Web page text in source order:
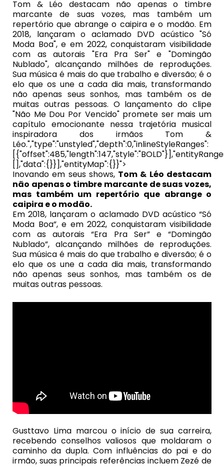
Tom & Léo destacam não apenas o timbre
marcante de suas vozes, mas também um
repertório que abrange o caipira e o modão. Em
2018, lançaram o aclamado DVD acústico "Só
Moda Boa", e em 2022, conquistaram visibilidade
com as autorais "Era Pra Ser" e "Domingão
Nublado", alcançando milhões de reproduções.
Sua música é mais do que trabalho e diversão; é o
elo que os une a cada dia mais, transformando
não apenas seus sonhos, mas também os de
muitas outras pessoas. O lançamento do clipe
"Não Me Dou Por Vencido" promete ser mais um
capítulo emocionante nessa trajetória musical
inspiradora dos irmãos Tom &
Léo.","type":"unstyled","depth":0,"inlineStyleRanges":
[],"data":{}}],"entityMap":{}}">
Inovando em seus shows, Tom & Léo destacam
não apenas o timbre marcante de suas vozes,
mas também um repertório que abrange o
caipira e o modão.
Em 2018, lançaram o aclamado DVD acústico “Só
Moda Boa”, e em 2022, conquistaram visibilidade
com as autorais “Era Pra Ser” e “Domingão
Nublado”, alcançando milhões de reproduções.
Sua música é mais do que trabalho e diversão; é o
elo que os une a cada dia mais, transformando
não apenas seus sonhos, mas também os de
muitas outras pessoas.
Gusttavo Lima marcou o início de sua carreira,
recebendo conselhos valiosos que moldaram o
caminho da dupla. Com influências do pai e do
irmão, suas principais referências incluem Zezé de